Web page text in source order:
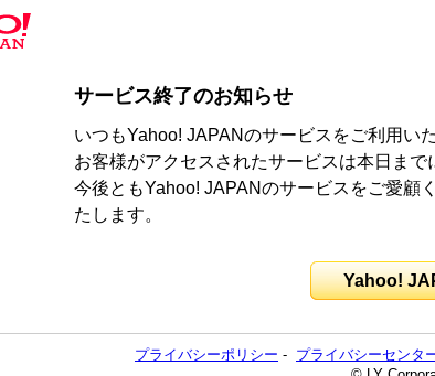
サービス終了のお知らせ
いつもYahoo! JAPANのサービスをご利用い
お客様がアクセスされたサービスは本日まで
今後ともYahoo! JAPANのサービスをご愛顧
たします。
Yahoo!
プライバシーポリシー - プライバシーセンタ